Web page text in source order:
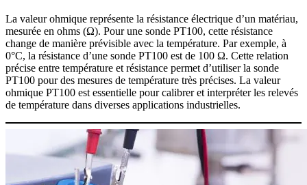
La valeur ohmique représente la résistance électrique d’un matériau,
mesurée en ohms (Ω). Pour une sonde PT100, cette résistance
change de manière prévisible avec la température. Par exemple, à
0°C, la résistance d’une sonde PT100 est de 100 Ω. Cette relation
précise entre température et résistance permet d’utiliser la sonde
PT100 pour des mesures de température très précises. La valeur
ohmique PT100 est essentielle pour calibrer et interpréter les relevés
de température dans diverses applications industrielles.